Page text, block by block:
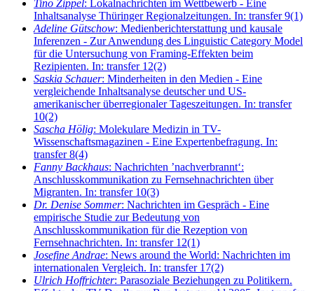
Tino Zippel: Lokalnachrichten im Wettbewerb - Eine
Inhaltsanalyse Thüringer Regionalzeitungen. In: transfer 9(1)
Adeline Gütschow: Medienberichterstattung und kausale
Inferenzen - Zur Anwendung des Linguistic Category Model
für die Untersuchung von Framing-Effekten beim
Rezipienten. In: transfer 12(2)
Saskia Schauer: Minderheiten in den Medien - Eine
vergleichende Inhaltsanalyse deutscher und US-
amerikanischer überregionaler Tageszeitungen. In: transfer
10(2)
Sascha Hölig: Molekulare Medizin in TV-
Wissenschaftsmagazinen - Eine Expertenbefragung. In:
transfer 8(4)
Fanny Backhaus: Nachrichten ’nachverbrannt‘:
Anschlusskommunikation zu Fernsehnachrichten über
Migranten. In: transfer 10(3)
Dr. Denise Sommer: Nachrichten im Gespräch - Eine
empirische Studie zur Bedeutung von
Anschlusskommunikation für die Rezeption von
Fernsehnachrichten. In: transfer 12(1)
Josefine Andrae: News around the World: Nachrichten im
internationalen Vergleich. In: transfer 17(2)
Ulrich Hoffrichter: Parasoziale Beziehungen zu Politikern.